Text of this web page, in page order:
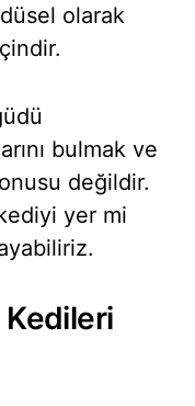
olarak
bulmak ve
değildir.
yer mi
Kedileri